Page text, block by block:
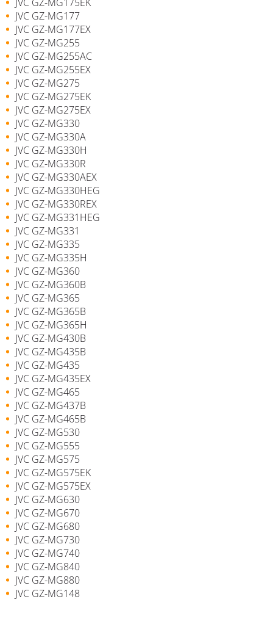
JVC GZ-MG177
JVC GZ-MG177EX
JVC GZ-MG255
JVC GZ-MG255AC
JVC GZ-MG255EX
JVC GZ-MG275
JVC GZ-MG275EK
JVC GZ-MG275EX
JVC GZ-MG330
JVC GZ-MG330A
JVC GZ-MG330H
JVC GZ-MG330R
JVC GZ-MG330AEX
JVC GZ-MG330HEG
JVC GZ-MG330REX
JVC GZ-MG331HEG
JVC GZ-MG331
JVC GZ-MG335
JVC GZ-MG335H
JVC GZ-MG360
JVC GZ-MG360B
JVC GZ-MG365
JVC GZ-MG365B
JVC GZ-MG365H
JVC GZ-MG430B
JVC GZ-MG435B
JVC GZ-MG435
JVC GZ-MG435EX
JVC GZ-MG465
JVC GZ-MG437B
JVC GZ-MG465B
JVC GZ-MG530
JVC GZ-MG555
JVC GZ-MG575
JVC GZ-MG575EK
JVC GZ-MG575EX
JVC GZ-MG630
JVC GZ-MG670
JVC GZ-MG680
JVC GZ-MG730
JVC GZ-MG740
JVC GZ-MG840
JVC GZ-MG880
JVC GZ-MG148